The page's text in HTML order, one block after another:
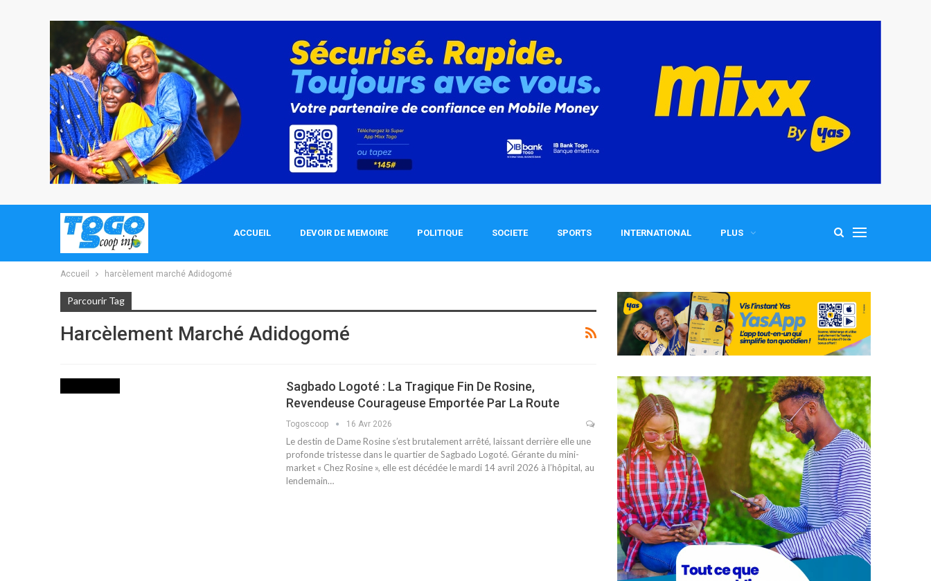
ACCUEIL DEVOIR DE MEMOIRE POLITIQUE SOCIETE SPORTS INTERNATIONAL PLUS
Accueil harcèlement marché Adidogomé
Parcourir Tag
Harcèlement Marché Adidogomé
Sagbado Logoté : La Tragique Fin De Rosine,
Revendeuse Courageuse Emportée Par La Route
Togoscoop 16 Avr 2026
Le destin de Dame Rosine s’est brutalement arrêté, laissant derrière elle une
profonde tristesse dans le quartier de Sagbado Logoté. Gérante du mini-
market « Chez Rosine », elle est décédée le mardi 14 avril 2026 à l’hôpital, au
lendemain…